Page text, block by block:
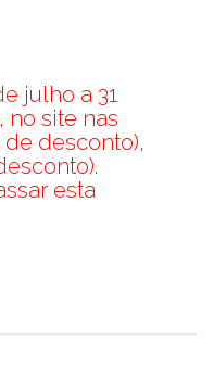
julho a 31
no site nas
de desconto),
esta